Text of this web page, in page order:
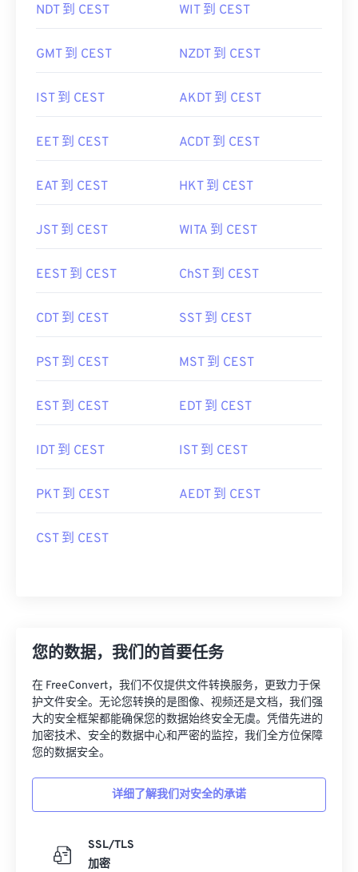
NDT 到 CEST WIT 到 CEST
GMT 到 CEST NZDT 到 CEST
IST 到 CEST AKDT 到 CEST
EET 到 CEST ACDT 到 CEST
EAT 到 CEST HKT 到 CEST
JST 到 CEST WITA 到 CEST
EEST 到 CEST ChST 到 CEST
CDT 到 CEST SST 到 CEST
PST 到 CEST MST 到 CEST
EST 到 CEST EDT 到 CEST
IDT 到 CEST IST 到 CEST
PKT 到 CEST AEDT 到 CEST
CST 到 CEST
您的数据，我们的首要任务
在 FreeConvert，我们不仅提供文件转换服务，更致力于保
护文件安全。无论您转换的是图像、视频还是文档，我们强
大的安全框架都能确保您的数据始终安全无虞。凭借先进的
加密技术、安全的数据中心和严密的监控，我们全方位保障
您的数据安全。
详细了解我们对安全的承诺
SSL/TLS
加密